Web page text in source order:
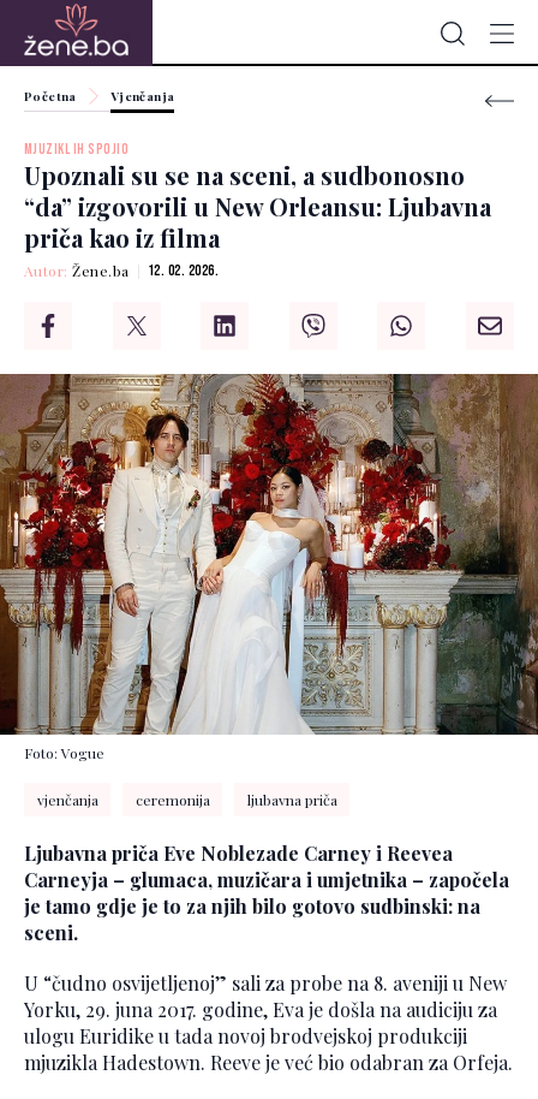
Početna Vjenčanja
MJUZIKL IH SPOJIO
Upoznali su se na sceni, a sudbonosno
“da” izgovorili u New Orleansu: Ljubavna
priča kao iz filma
Autor:Žene.ba 12. 02. 2026.
Foto: Vogue
vjenčanja ceremonija ljubavna priča
Ljubavna priča Eve Noblezade Carney i Reevea
Carneyja – glumaca, muzičara i umjetnika – započela
je tamo gdje je to za njih bilo gotovo sudbinski: na
sceni.
U “čudno osvijetljenoj” sali za probe na 8. aveniji u New
Yorku, 29. juna 2017. godine, Eva je došla na audiciju za
ulogu Euridike u tada novoj brodvejskoj produkciji
mjuzikla Hadestown. Reeve je već bio odabran za Orfeja.